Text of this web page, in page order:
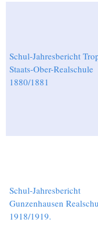
Schul-Jahresbericht
Staats-Ober-Realschule
1880/1881
Schul-Jahresbericht
Gunzenhausen
1918/1919.